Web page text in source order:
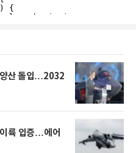
산 돌입…2032
륙 입증…에어